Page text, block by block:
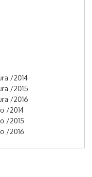
/2014
/2015
/2016
/2014
/2015
/2016